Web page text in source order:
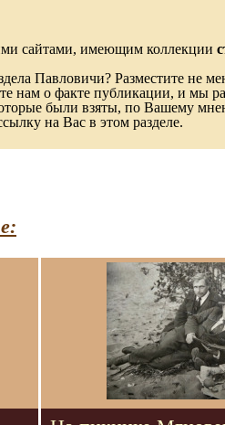
сайтами, имеющим коллекции
Павловичи? Разместите не
нам о факте публикации, и мы
были взяты, по Вашему
на Вас в этом разделе.